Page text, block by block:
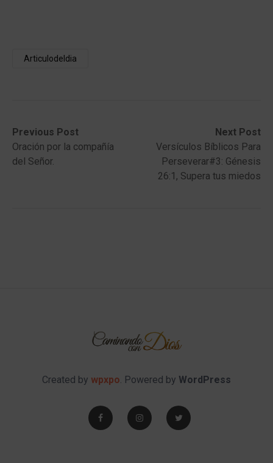
Articulodeldia
Post
navigation
Previous Post
Previous
post:Oración por la compañía
del Señor.
Next Post
Next
post:
Versículos Bíblicos Para
Perseverar#3: Génesis
26:1, Supera tus miedos
Created by wpxpo. Powered by WordPress